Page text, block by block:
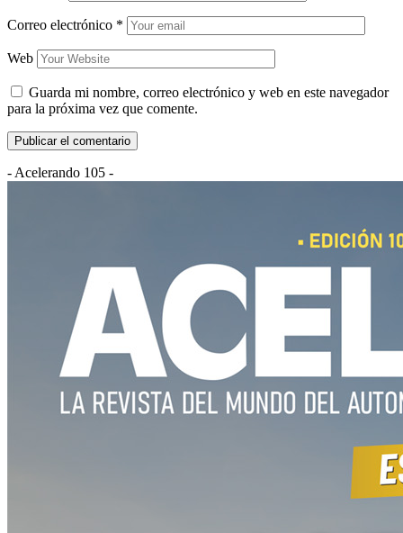
Correo electrónico *
Web
Guarda mi nombre, correo electrónico y web en este navegador
para la próxima vez que comente.
- Acelerando 105 -